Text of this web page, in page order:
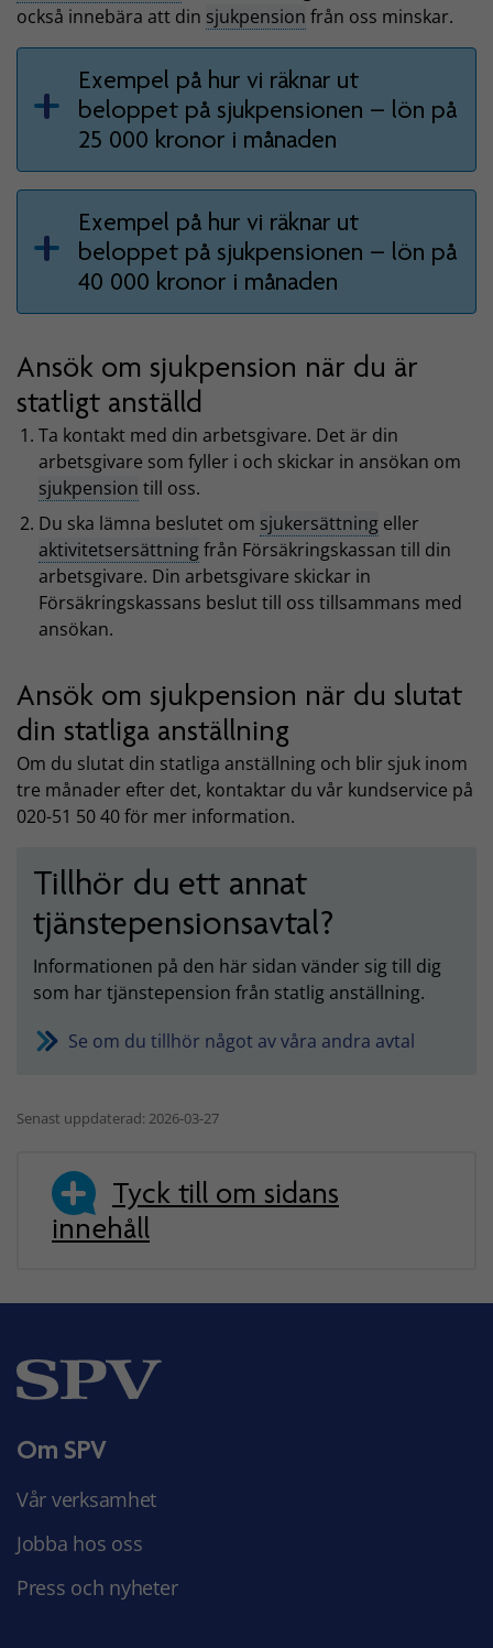
också innebära att din sjukpension från oss minskar.
Exempel på hur vi räknar ut
beloppet på sjukpensionen – lön på
25 000 kronor i månaden
Exempel på hur vi räknar ut
beloppet på sjukpensionen – lön på
40 000 kronor i månaden
Ansök om sjukpension när du är
statligt anställd
Ta kontakt med din arbetsgivare. Det är din
arbetsgivare som fyller i och skickar in ansökan om
sjukpension till oss.
Du ska lämna beslutet om sjukersättning eller
aktivitetsersättningfrån Försäkringskassan till din
arbetsgivare. Din arbetsgivare skickar in
Försäkringskassans beslut till oss tillsammans med
ansökan.
Ansök om sjukpension när du slutat
din statliga anställning
Om du slutat din statliga anställning och blir sjuk inom
tre månader efter det, kontaktar du vår kundservice på
020-51 50 40 för mer information.
Tillhör du ett annat
tjänstepensionsavtal?
Informationen på den här sidan vänder sig till dig
som har tjänstepension från statlig anställning.
Se om du tillhör något av våra andra avtal
Senast uppdaterad: 2026-03-27
Tyck till om sidans
innehåll
Om SPV
Vår verksamhet
Jobba hos oss
Press och nyheter